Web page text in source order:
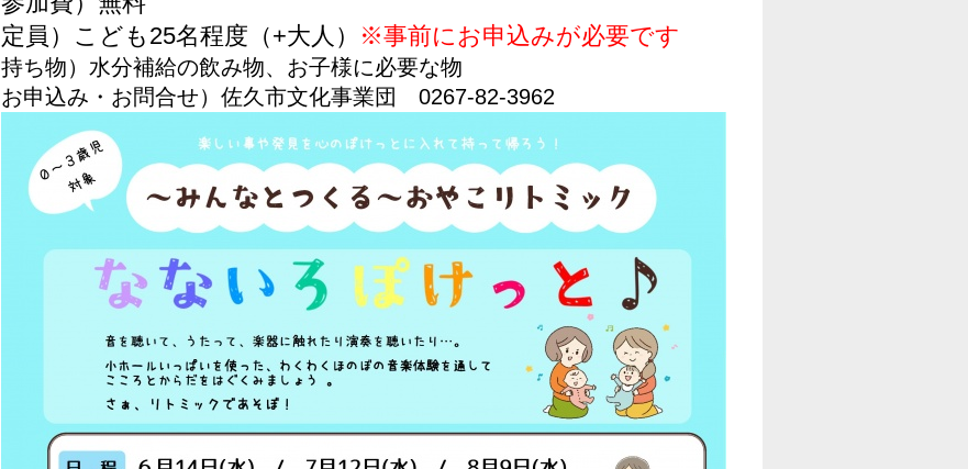
定員）こども25名程度（+大人）
※事前にお申込みが必要です
持ち物）水分補給の飲み物、お子様に必要な物
お申込み・お問合せ）佐久市文化事業団 0267-82-3962